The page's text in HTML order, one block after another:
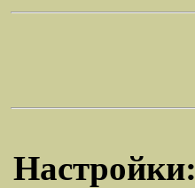
Настройки: